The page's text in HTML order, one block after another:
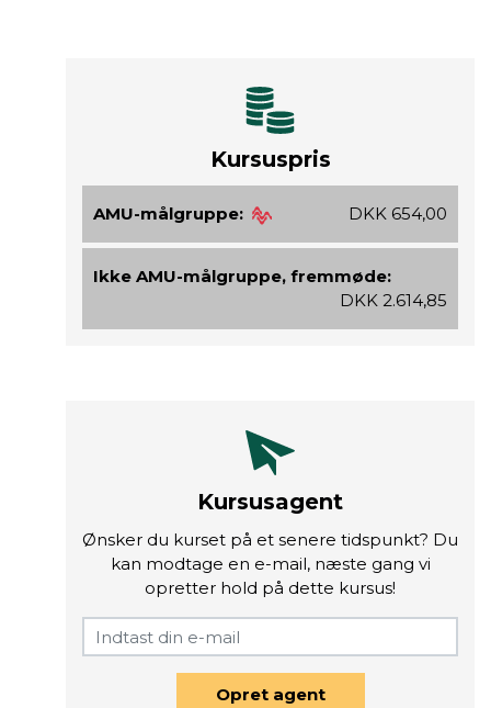
Kursuspris
AMU-målgruppe: DKK 654,00
Ikke AMU-målgruppe, fremmøde:
DKK 2.614,85
Kursusagent
Ønsker du kurset på et senere tidspunkt? Du
kan modtage en e-mail, næste gang vi
opretter hold på dette kursus!
Opret agent